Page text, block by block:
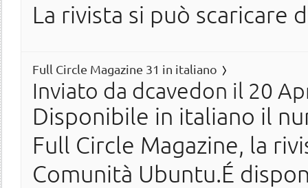
La rivista si può scaricare
Full Circle Magazine 31 in italiano
Inviato da dcavedon il 20
Disponibile in italiano il
Full Circle Magazine, la
Comunità Ubuntu.É